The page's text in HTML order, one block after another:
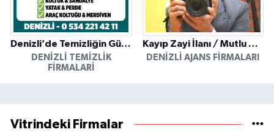
Denizli’de Temizliğin Güvenilir Adresi: Özkan Yerinde Yıkama
DENIZLI TEMIZLIK
FIRMALARI
Kayıp Zayi İlanı / Mutlu Ajans / Denizli
DENIZLI AJANS FIRMALARI
Vitrindeki Firmalar